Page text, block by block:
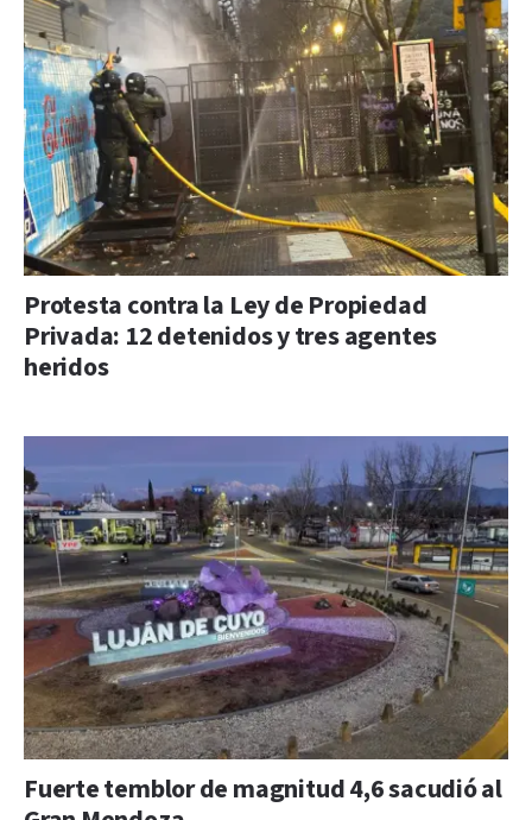
Protesta contra la Ley de Propiedad
Privada: 12 detenidos y tres agentes
heridos
Fuerte temblor de magnitud 4,6 sacudió al